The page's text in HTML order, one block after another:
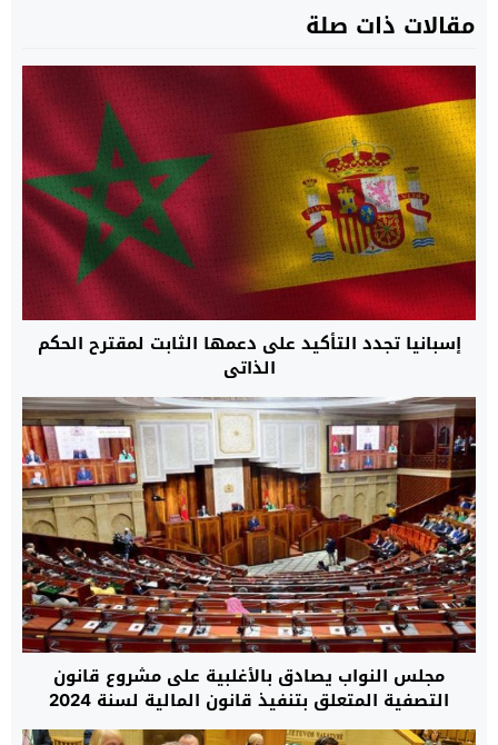
مقالات ذات صلة
إسبانيا تجدد التأكيد على دعمها الثابت لمقترح الحكم
الذاتي
مجلس النواب يصادق بالأغلبية على مشروع قانون
التصفية المتعلق بتنفيذ قانون المالية لسنة 2024